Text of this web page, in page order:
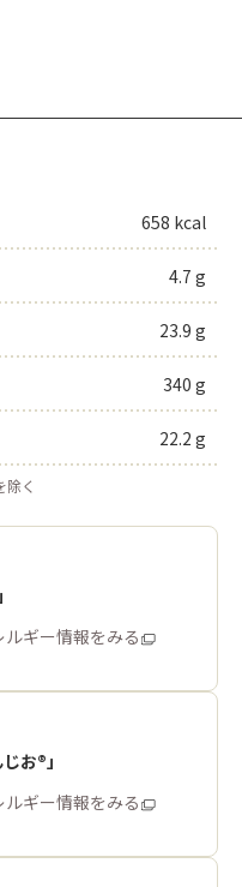
658 kcal
4.7 g
23.9 g
340 g
22.2 g
除く
ギー情報をみる
お®」
ギー情報をみる